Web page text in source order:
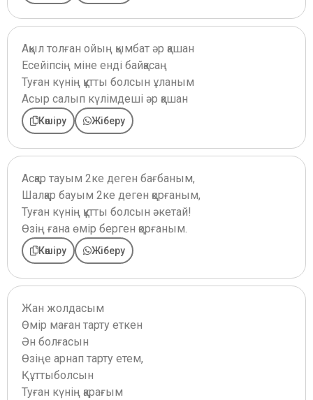
Ақыл толған ойың қымбат әр қашан
Есейіпсің міне енді байқасаң
Туған күнің құтты болсын ұланым
Асыр салып күлімдеші әр қашан
Көшіру Жіберу
Асқар тауым 2ке деген бағбаным,
Шалқар бауым 2ке деген қорғаным,
Туған күнің құтты болсын әкетай!
Өзің ғана өмір берген қорғаным.
Көшіру Жіберу
Жан жолдасым
Өмір маған тарту еткен
Ән болғасын
Өзіңе арнап тарту етем,
Құттыболсын
Туған күнің қарағым